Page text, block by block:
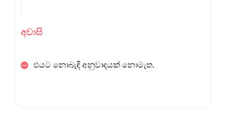
අවාසි
එයට නොබැඳි අනුවාදයක් නොමැත.